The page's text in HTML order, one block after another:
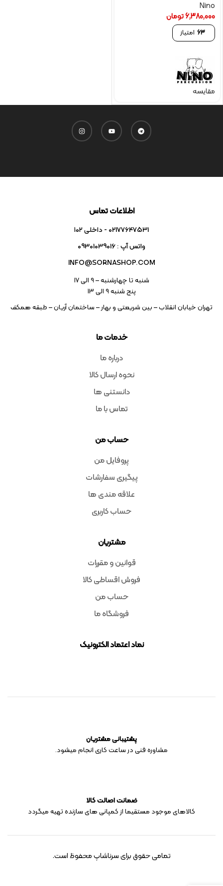
Nino
6,380,000تومان
63 امتیاز
مقایسه
خدمات ما
درباره ما
نحوه ارسال کالا
دانستنی ها
تماس با ما
حساب من
پروفایل من
پیگیری سفارشات
علاقه مندی ها
حساب کاربری
مشتریان
قوانین و مقررات
فروش اقساطی کالا
حساب من
فروشگاه ما
نماد اعتماد الکترونیک
اطلاعات تماس
02177647531 - داخلی ۱۰۲
واتس آپ : 09301039016
INFO@SORNASHOP.COM
شنبه تا چهارشنبه – ۹ الی 17
پنج شنبه ۹ الی 13
تهران خیابان انقلاب – بین شریعتی و بهار – ساختمان آریان – طبقه همکف
پشتیبانی مشتریان
مشاوره فنی در ساعت کاری انجام میشود.
ضمانت اصالت کالا
کالاهای موجود مستقیما از کمپانی های سازنده تهیه میگردد
تمامی حقوق برای سرناشاپ محفوظ است.